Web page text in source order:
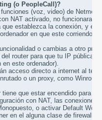
(o PeopleCall)?
(voz, video) de
NAT activado, no funcionara
que establezca la conexión, y
en que este corriendo
o cambias a otro
router para que tu IP pública
este ordenador).
acceso directo a internet al
o un proxy, como
que estar encendido para
con NAT, las
o activar Default
en el alguna clase de firewall